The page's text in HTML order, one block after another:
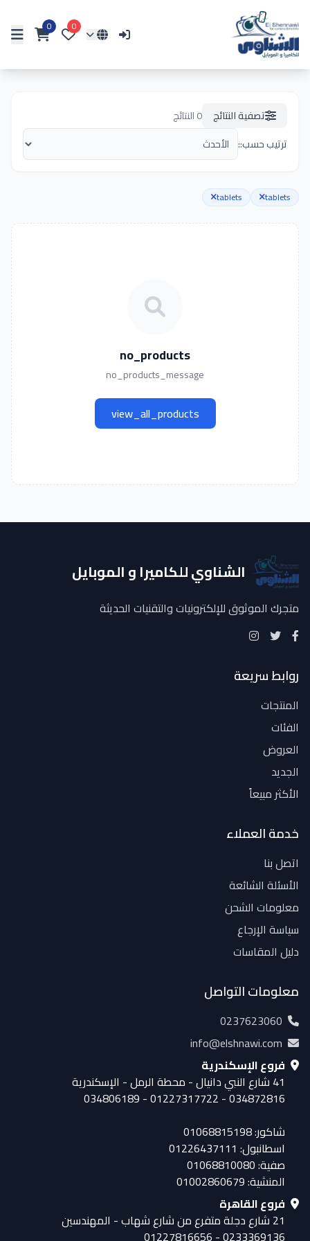
0
0
تصفية النتائج 0النتائج
ترتيب حسب::
tablets
tablets
no_products
no_products_message
view_all_products
الشناوي للكاميرا و الموبايل
متجرك الموثوق للإلكترونيات والتقنيات الحديثة
روابط سريعة
المنتجات
الفئات
العروض
الجديد
الأكثر مبيعاً
خدمة العملاء
اتصل بنا
الأسئلة الشائعة
معلومات الشحن
سياسة الإرجاع
دليل المقاسات
معلومات التواصل
0237623060
info@elshnawi.com
فروع الإسكندرية
41 شارع النبي دانيال - محطة الرمل - الإسكندرية
034872816 - 01227317722 - 034806189
شاكور: 01068815198
اسطانبول: 01226437111
صفية: 01068810080
المنشية: 01002860679
فروع القاهرة
21 شارع دجلة متفرع من شارع شهاب - المهندسين
0233369136 - 01227816656